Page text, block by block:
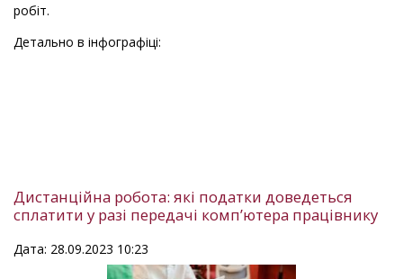
робіт.
Детально в інфографіці:
Дистанційна робота: які податки доведеться
сплатити у разі передачі комп’ютера працівнику
Дата: 28.09.2023 10:23